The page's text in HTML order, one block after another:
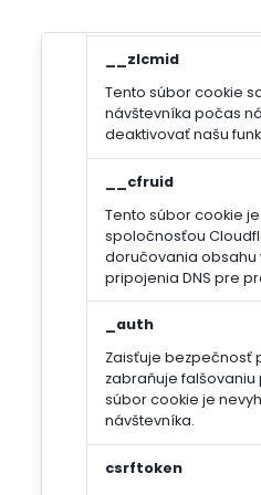
__zlcmid
Tento súbor cookie
návštevníka počas
deaktivovať našu
__cfruid
Tento súbor cookie
spoločnosťou
doručovania obsahu
pripojenia DNS pre
_auth
Zaisťuje bezpečnosť
zabraňuje falšovaniu
súbor cookie je
návštevníka.
csrftoken